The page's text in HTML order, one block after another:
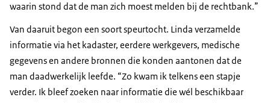
waarin stond dat de man zich moest melden bij de rechtbank.”
Van daaruit begon een soort speurtocht. Linda verzamelde
informatie via het kadaster, eerdere werkgevers, medische
gegevens en andere bronnen die konden aantonen dat de
man daadwerkelijk leefde. “Zo kwam ik telkens een stapje
verder. Ik bleef zoeken naar informatie die wél beschikbaar